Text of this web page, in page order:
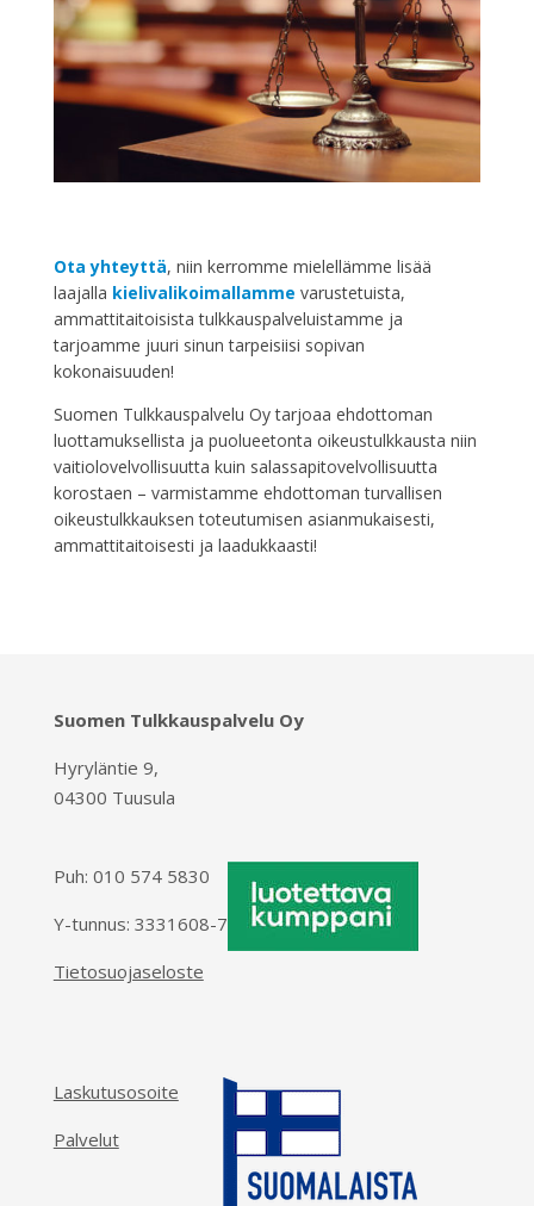
Ota yhteyttä, niin kerromme mielellämme lisää
laajalla kielivalikoimallamme varustetuista,
ammattitaitoisista tulkkauspalveluistamme ja
tarjoamme juuri sinun tarpeisiisi sopivan
kokonaisuuden!
Suomen Tulkkauspalvelu Oy tarjoaa ehdottoman
luottamuksellista ja puolueetonta oikeustulkkausta niin
vaitiolovelvollisuutta kuin salassapitovelvollisuutta
korostaen – varmistamme ehdottoman turvallisen
oikeustulkkauksen toteutumisen asianmukaisesti,
ammattitaitoisesti ja laadukkaasti!
Suomen Tulkkauspalvelu Oy
Hyryläntie 9,
04300 Tuusula
Puh: 010 574 5830
Y-tunnus: 3331608-7
Tietosuojaseloste
Laskutusosoite
Palvelut